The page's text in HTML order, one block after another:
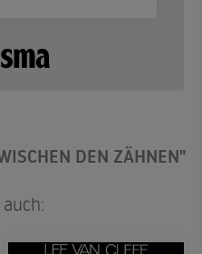
DEN ZÄHNEN"